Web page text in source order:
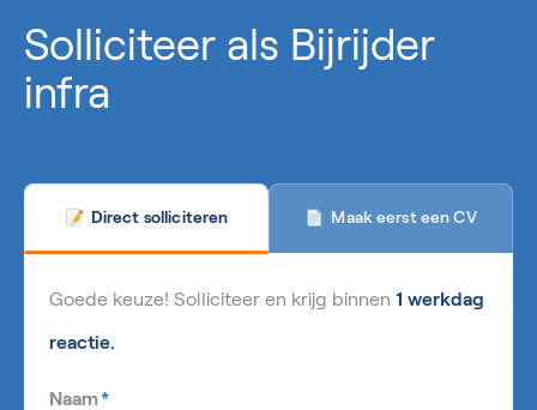
Solliciteer als Bijrijder
infra
📝 Direct solliciteren 📄 Maak eerst een CV
Goede keuze! Solliciteer en krijg binnen 1 werkdag
reactie.
Naam*